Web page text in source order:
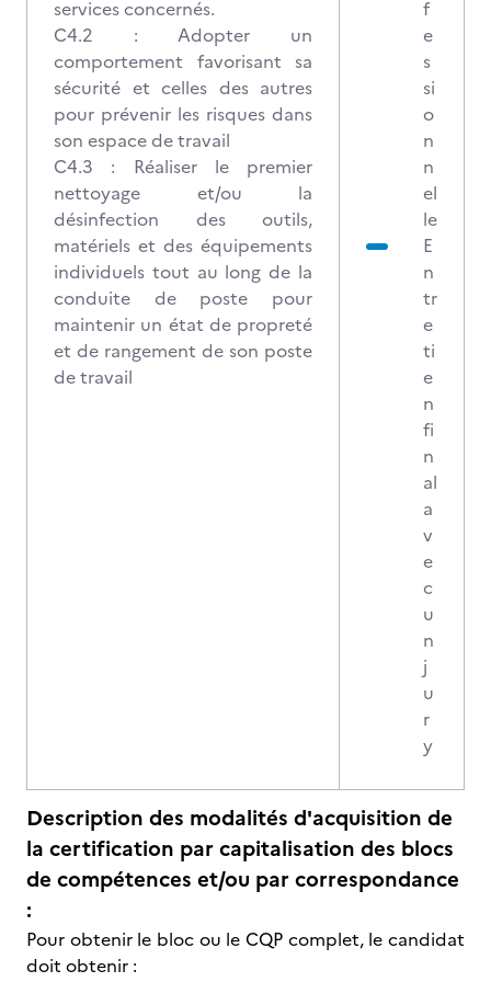
services concernés.
C4.2 : Adopter un
comportement favorisant sa
sécurité et celles des autres
pour prévenir les risques dans
son espace de travail
C4.3 : Réaliser le premier
nettoyage et/ou la
désinfection des outils,
matériels et des équipements
individuels tout au long de la
conduite de poste pour
maintenir un état de propreté
et de rangement de son poste
de travail
f
e
s
si
o
n
n
el
le
E
n
tr
e
ti
e
n
fi
n
al
a
v
e
c
u
n
j
u
r
y
Description des modalités d'acquisition de
la certification par capitalisation des blocs
de compétences et/ou par correspondance
:
Pour obtenir le bloc ou le CQP complet, le candidat
doit obtenir :